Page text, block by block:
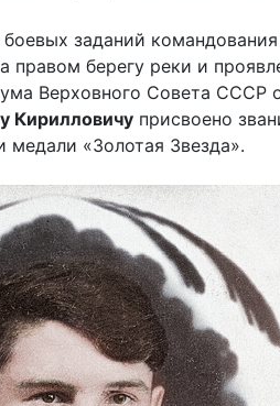
заданий
правом берегу реки и
Верховного Совета СССР
Кирилловичу присвоено
медали «Золотая Звезда».